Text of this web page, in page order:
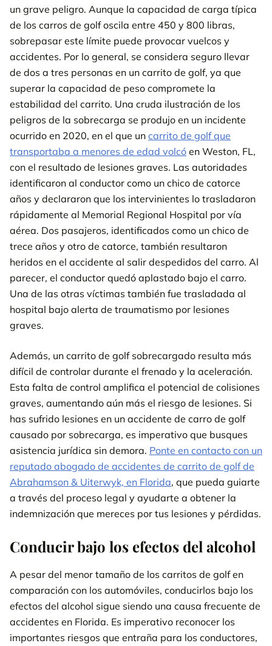
un grave peligro. Aunque la capacidad de carga típica
de los carros de golf oscila entre 450 y 800 libras,
sobrepasar este límite puede provocar vuelcos y
accidentes. Por lo general, se considera seguro llevar
de dos a tres personas en un carrito de golf, ya que
superar la capacidad de peso compromete la
estabilidad del carrito. Una cruda ilustración de los
peligros de la sobrecarga se produjo en un incidente
ocurrido en 2020, en el que un carrito de golf que
transportaba a menores de edad volcó en Weston, FL,
con el resultado de lesiones graves. Las autoridades
identificaron al conductor como un chico de catorce
años y declararon que los intervinientes lo trasladaron
rápidamente al Memorial Regional Hospital por vía
aérea. Dos pasajeros, identificados como un chico de
trece años y otro de catorce, también resultaron
heridos en el accidente al salir despedidos del carro. Al
parecer, el conductor quedó aplastado bajo el carro.
Una de las otras víctimas también fue trasladada al
hospital bajo alerta de traumatismo por lesiones
graves.
Además, un carrito de golf sobrecargado resulta más
difícil de controlar durante el frenado y la aceleración.
Esta falta de control amplifica el potencial de colisiones
graves, aumentando aún más el riesgo de lesiones. Si
has sufrido lesiones en un accidente de carro de golf
causado por sobrecarga, es imperativo que busques
asistencia jurídica sin demora. Ponte en contacto con un
reputado abogado de accidentes de carrito de golf de
Abrahamson & Uiterwyk, en Florida, que pueda guiarte
a través del proceso legal y ayudarte a obtener la
indemnización que mereces por tus lesiones y pérdidas.
Conducir bajo los efectos del alcohol
A pesar del menor tamaño de los carritos de golf en
comparación con los automóviles, conducirlos bajo los
efectos del alcohol sigue siendo una causa frecuente de
accidentes en Florida. Es imperativo reconocer los
importantes riesgos que entraña para los conductores,